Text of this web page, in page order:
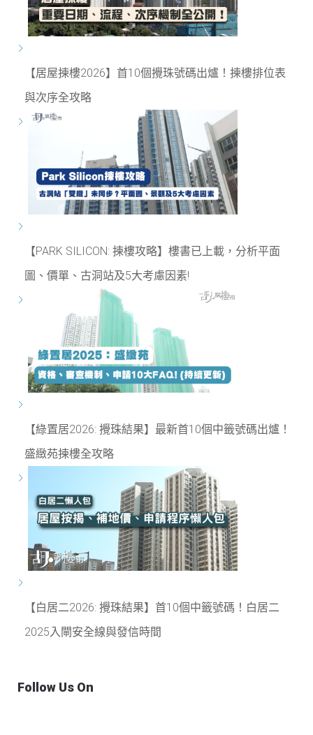
【居屋揀樓2026】首10個攪珠號碼出爐！揀樓排位表
與次序全攻略
【PARK SILICON: 揀樓攻略】樓書已上載，分析平面
圖、價單、古洞站及5大考慮因素!
【綠置居2026: 攪珠結果】最新首10個中籤號碼出爐！
盛緻苑揀樓全攻略
【白居二2026: 攪珠結果】首10個中籤號碼！白居二
2025入閘安全線與發信時間
Follow Us On